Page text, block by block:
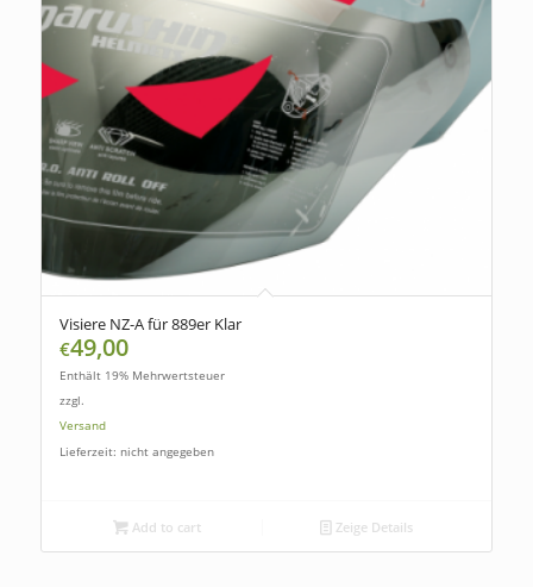
Visiere NZ-A für 889er Klar
€49,00
Enthält 19% Mehrwertsteuer
zzgl.
Versand
Lieferzeit: nicht angegeben
Add to cart Zeige Details